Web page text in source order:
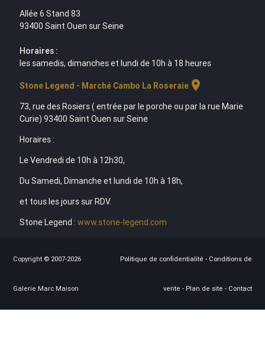
Allée 6 Stand 83
93400 Saint Ouen sur Seine
Horaires :
les samedis, dimanches et lundi de 10h à 18 heures
Stone Legend - Marché Cambo La Roseraielocation_on
73, rue des Rosiers ( entrée par le porche ou par la rue Marie
Curie) 93400 Saint Ouen sur Seine
Horaires :
Le Vendredi de 10h à 12h30,
Du Samedi, Dimanche et lundi de 10h à 18h,
et tous les jours sur RDV.
Stone Legend : www.stone-legend.com
Copyright © 2007-2026
Galerie Marc Maison
Politique de confidentialité - Conditions de
vente - Plan de site - Contact